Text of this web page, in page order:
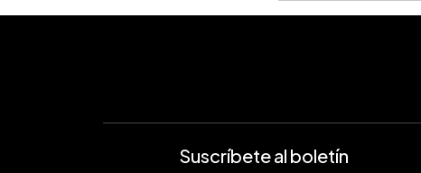
Suscríbete al boletín